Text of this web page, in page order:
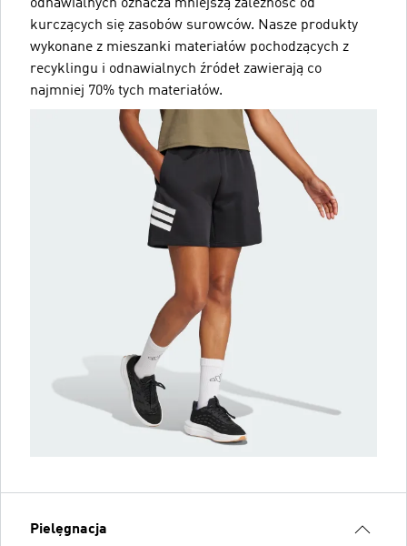
odnawialnych oznacza mniejszą zależność od
kurczących się zasobów surowców. Nasze produkty
wykonane z mieszanki materiałów pochodzących z
recyklingu i odnawialnych źródeł zawierają co
najmniej 70% tych materiałów.
Pielęgnacja